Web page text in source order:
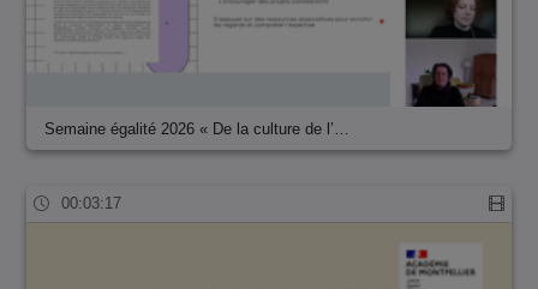
Semaine égalité 2026 « De la culture de l’…
00:03:17